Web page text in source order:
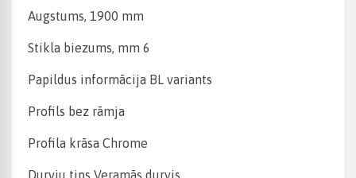
Augstums, 1900 mm
Stikla biezums, mm 6
Papildus informācija BL variants
Profils bez rāmja
Profila krāsa Chrome